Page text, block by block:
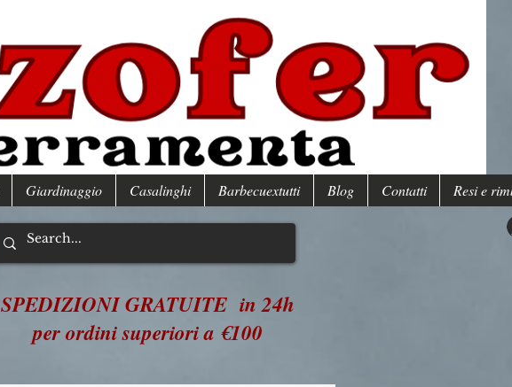
Giardinaggio Casalinghi Barbecuextutti Blog Contatti Resi e
SPEDIZIONI GRATUITE in 24h
per ordini superiori a €100